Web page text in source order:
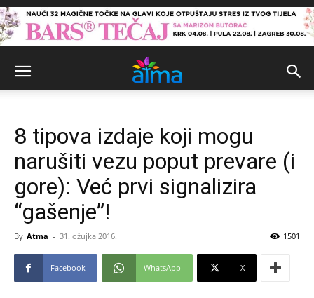
8 tipova izdaje koji mogu
narušiti vezu poput prevare (i
gore): Već prvi signalizira
“gašenje”!
By Atma - 31. ožujka 2016. 1501
Facebook WhatsApp X